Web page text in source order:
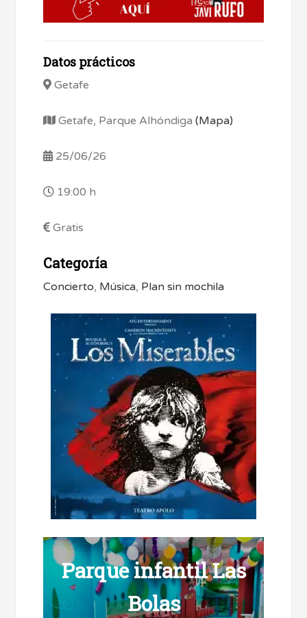
Datos prácticos
Getafe
Getafe, Parque Alhóndiga(Mapa)
25/06/26
19:00 h
Gratis
Categoría
Concierto, Música, Plan sin mochila
Parque infantil Las
Bolas